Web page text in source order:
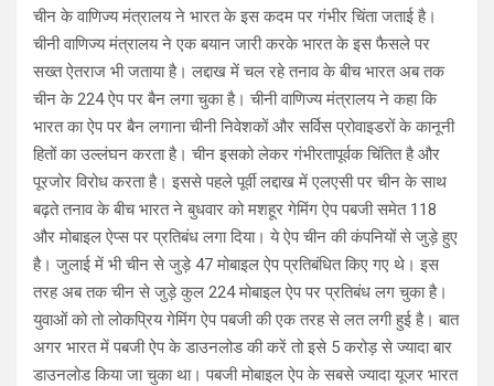
चीन के वाणिज्‍य मंत्रालय ने भारत के इस कदम पर गंभीर चिंता जताई है।
चीनी वाणिज्‍य मंत्रालय ने एक बयान जारी करके भारत के इस फैसले पर
सख्‍त ऐतराज भी जताया है। लद्दाख में चल रहे तनाव के बीच भारत अब तक
चीन के 224 ऐप पर बैन लगा चुका है। चीनी वाणिज्‍य मंत्रालय ने कहा कि
भारत का ऐप पर बैन लगाना चीनी निवेशकों और सर्विस प्रोवाइडरों के कानूनी
हितों का उल्‍लंघन करता है। चीन इसको लेकर गंभीरतापूर्वक चिंतित है और
पूरजोर विरोध करता है। इससे पहले पूर्वी लद्दाख में एलएसी पर चीन के साथ
बढ़ते तनाव के बीच भारत ने बुधवार को मशहूर गेमिंग ऐप पबजी समेत 118
और मोबाइल ऐप्स पर प्रतिबंध लगा दिया। ये ऐप चीन की कंपनियों से जुड़े हुए
है। जुलाई में भी चीन से जुड़े 47 मोबाइल ऐप प्रतिबंधित किए गए थे। इस
तरह अब तक चीन से जुड़े कुल 224 मोबाइल ऐप पर प्रतिबंध लग चुका है।
युवाओं को तो लोकप्रिय गेमिंग ऐप पबजी की एक तरह से लत लगी हुई है। बात
अगर भारत में पबजी ऐप के डाउनलोड की करें तो इसे 5 करोड़ से ज्यादा बार
डाउनलोड किया जा चुका था। पबजी मोबाइल ऐप के सबसे ज्यादा यूजर भारत